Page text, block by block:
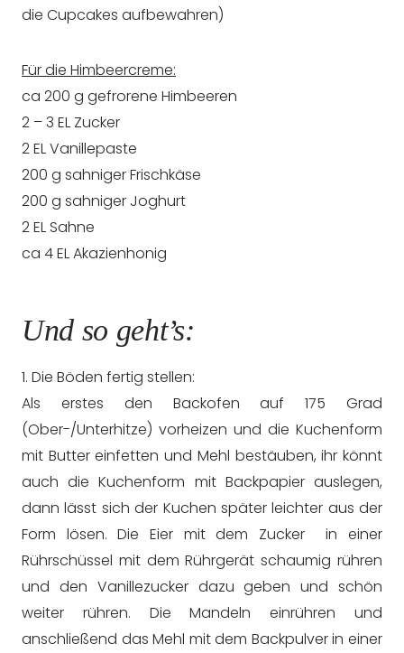
die Cupcakes aufbewahren)
Für die Himbeercreme:
ca 200 g gefrorene Himbeeren
2 – 3 EL Zucker
2 EL Vanillepaste
200 g sahniger Frischkäse
200 g sahniger Joghurt
2 EL Sahne
ca 4 EL Akazienhonig
Und so geht’s:
1. Die Böden fertig stellen:
Als erstes den Backofen auf 175 Grad
(Ober-/Unterhitze) vorheizen und die Kuchenform
mit Butter einfetten und Mehl bestäuben, ihr könnt
auch die Kuchenform mit Backpapier auslegen,
dann lässt sich der Kuchen später leichter aus der
Form lösen. Die Eier mit dem Zucker in einer
Rührschüssel mit dem Rührgerät schaumig rühren
und den Vanillezucker dazu geben und schön
weiter rühren. Die Mandeln einrühren und
anschließend das Mehl mit dem Backpulver in einer